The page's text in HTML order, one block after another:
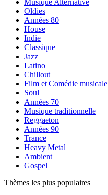
Musique Alternative
Oldies
Années 80
House
Indie
Classique
Jazz
Latino
Chillout
Film et Comédie musicale
Soul
Années 70
Musique traditionnelle
Reggaeton
Années 90
Trance
Heavy Metal
Ambient
Gospel
Thèmes les plus populaires